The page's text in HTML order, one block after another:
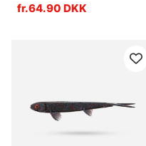
fr.64.90 DKK